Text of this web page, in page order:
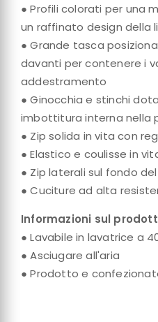
● Profili colorati per una
un raffinato design della
● Grande tasca
davanti per contenere i
addestramento
● Ginocchia e stinchi
imbottitura interna nella
● Zip solida in vita con
● Elastico e coulisse in
● Zip laterali sul fondo
● Cuciture ad alta
Informazioni sul
● Lavabile in lavatrice a
● Asciugare all'aria
● Prodotto e